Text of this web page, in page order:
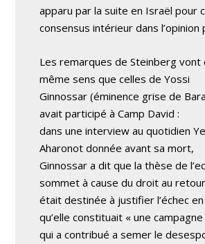
apparu par la suite en Israël pour
consensus intérieur dans l’opinion
Les remarques de Steinberg vont
même sens que celles de Yossi
Ginnossar (éminence grise de
avait participé à Camp David :
dans une interview au quotidien
Aharonot donnée avant sa mort,
Ginnossar a dit que la thèse de
sommet à cause du droit au retour
était destinée à justifier l’échec
qu’elle constituait « une
qui a contribué a semer le